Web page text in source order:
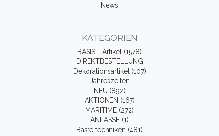
News
KATEGORIEN
BASIS - Artikel (1578)
DIREKTBESTELLUNG
Dekorationsartikel (107)
Jahreszeiten
NEU (892)
AKTIONEN (167)
MARITIME (272)
ANLÄSSE (1)
Basteltechniken (481)